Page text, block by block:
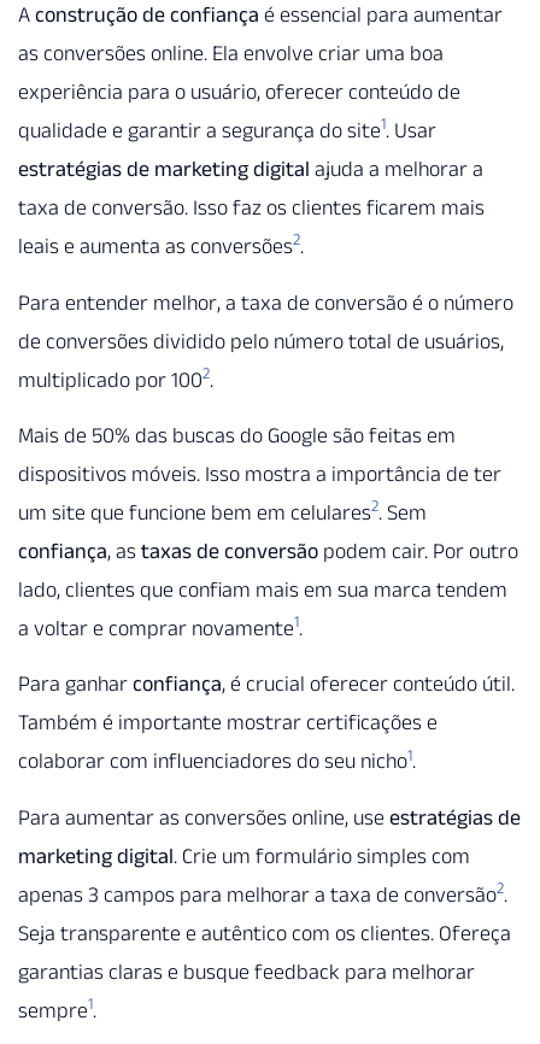
A construção de confiança é essencial para aumentar
as conversões online. Ela envolve criar uma boa
experiência para o usuário, oferecer conteúdo de
qualidade e garantir a segurança do site1. Usar
estratégias de marketing digital ajuda a melhorar a
taxa de conversão. Isso faz os clientes ficarem mais
leais e aumenta as conversões2.
Para entender melhor, a taxa de conversão é o número
de conversões dividido pelo número total de usuários,
multiplicado por 1002.
Mais de 50% das buscas do Google são feitas em
dispositivos móveis. Isso mostra a importância de ter
um site que funcione bem em celulares2. Sem
confiança, as taxas de conversão podem cair. Por outro
lado, clientes que confiam mais em sua marca tendem
a voltar e comprar novamente1.
Para ganhar confiança, é crucial oferecer conteúdo útil.
Também é importante mostrar certificações e
colaborar com influenciadores do seu nicho1.
Para aumentar as conversões online, use estratégias de
marketing digital. Crie um formulário simples com
apenas 3 campos para melhorar a taxa de conversão2.
Seja transparente e autêntico com os clientes. Ofereça
garantias claras e busque feedback para melhorar
sempre1.